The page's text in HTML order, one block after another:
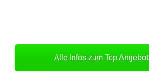
Alle Infos zum Top Angebot